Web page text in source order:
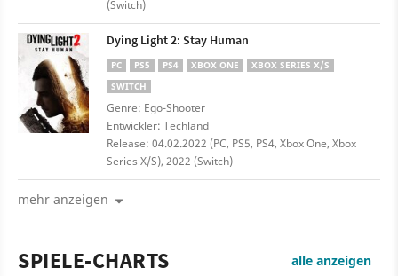
(Switch)
Dying Light 2: Stay Human
PC PS5 PS4 XBOX ONE
XBOX SERIES X/S
SWITCH
Genre: Ego-Shooter
Entwickler: Techland
Release: 04.02.2022 (PC, PS5, PS4, Xbox One, Xbox
Series X/S), 2022 (Switch)
mehr anzeigen
SPIELE-CHARTS alle anzeigen